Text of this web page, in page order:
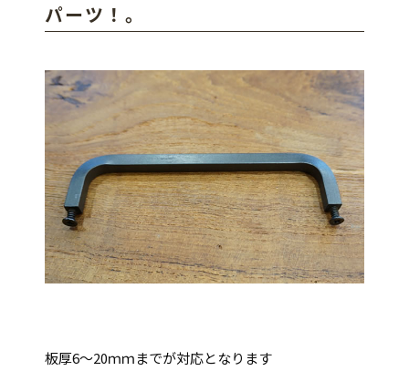
パーツ！。
板厚6～20ｍｍまでが対応となります